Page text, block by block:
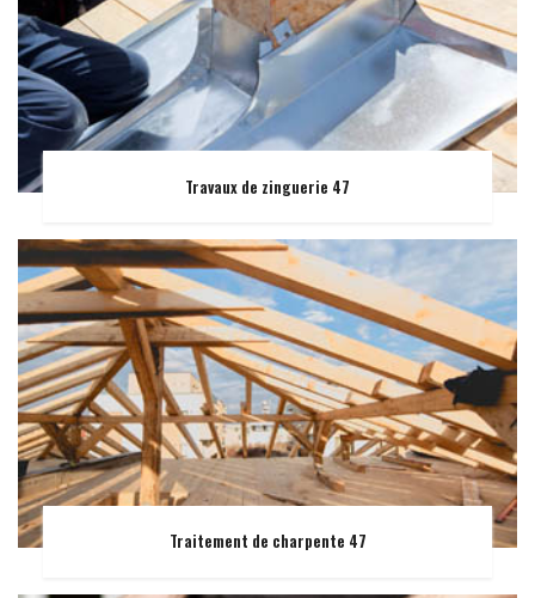
Travaux de zinguerie 47
Traitement de charpente 47